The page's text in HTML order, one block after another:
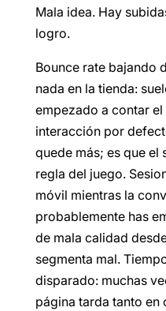
Mala idea. Hay
logro.
Bounce rate bajando
nada en la tienda:
empezado a contar
interacción por
quede más; es que el
regla del juego.
móvil mientras la
probablemente has
de mala calidad
segmenta mal.
disparado: muchas
página tarda tanto en